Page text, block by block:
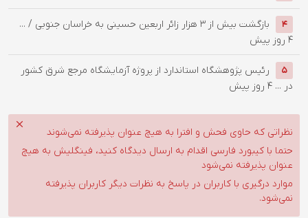
4
بازگشت بیش از ۳ هزار زائر اربعین حسینی به خراسان جنوبی / ...
4 روز پیش
5
رئیس پژوهشگاه استاندارد از پروژه آزمایشگاه مرجع شرق کشور
در ... 4 روز پیش
نظراتی که حاوی فحش و افترا به هیچ عنوان پذیرفته نمی‌شوند
حتما با کیبورد فارسی اقدام به ارسال دیدگاه کنید، فینگلیش به هیچ
عنوان پذیرفته نمی‌شود
موارد درگیری با کاربران در پاسخ به نظرات دیگر کاربران پذیرفته
نمی‌شود.